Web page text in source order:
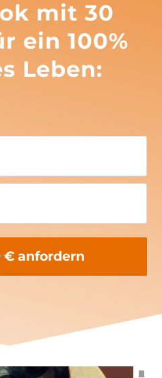
mit 30
ein 100%
Leben:
€ anfordern